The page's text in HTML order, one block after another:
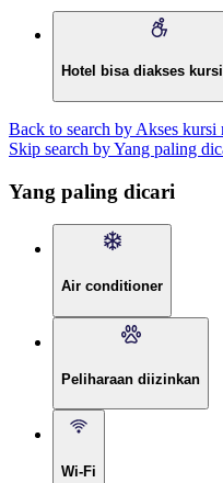
Hotel bisa diakses
Back to search by Akses kursi
Skip search by Yang paling
Yang paling dicari
Air conditioner
Peliharaan diizinkan
Wi-Fi